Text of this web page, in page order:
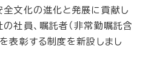
文化の進化と発展に貢献し
社員、嘱託者（非常勤嘱託含
表彰する制度を新設しまし